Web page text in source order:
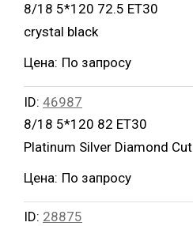
8/18 5*120 72.5 ET30
crystal black
Цена: По запросу
ID: 46987
8/18 5*120 82 ET30
Platinum Silver Diamond Cut
Цена: По запросу
ID: 28875